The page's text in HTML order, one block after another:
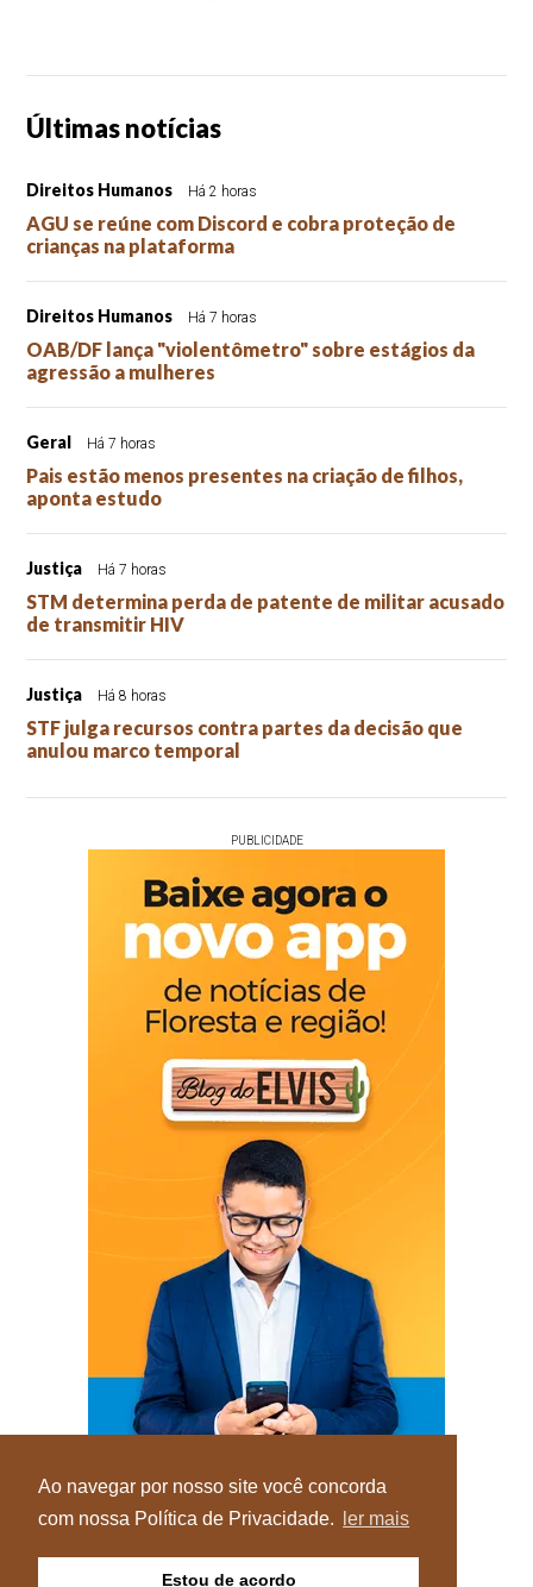
Ao navegar por nosso site você concorda
com nossa Política de Privacidade.
ler mais
Estou de acordo
Últimas notícias
Direitos Humanos Há 2 horas
AGU se reúne com Discord e cobra proteção de
crianças na plataforma
Direitos Humanos Há 7 horas
OAB/DF lança "violentômetro" sobre estágios da
agressão a mulheres
Geral Há 7 horas
Pais estão menos presentes na criação de filhos,
aponta estudo
Justiça Há 7 horas
STM determina perda de patente de militar acusado
de transmitir HIV
Justiça Há 8 horas
STF julga recursos contra partes da decisão que
anulou marco temporal
PUBLICIDADE